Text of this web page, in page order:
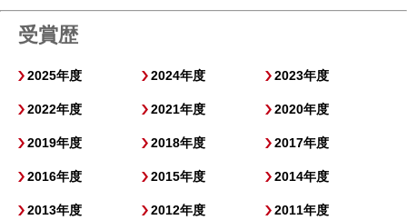
受賞歴
2025年度 2024年度 2023年度
2022年度 2021年度 2020年度
2019年度 2018年度 2017年度
2016年度 2015年度 2014年度
2013年度 2012年度 2011年度